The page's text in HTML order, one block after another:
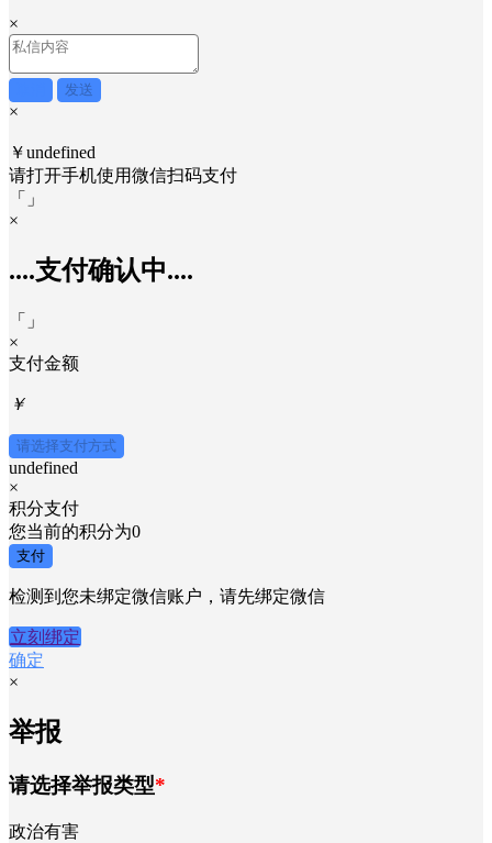
×
发送
×
￥undefined
请打开手机使用微信扫码支付
「
」
×
....支付确认中....
「
」
×
支付金额
￥
请选择支付方式
undefined
×
积分支付
您当前的积分为0
支付
检测到您未绑定微信账户，请先绑定微信
立刻绑定
确定
×
举报
请选择举报类型*
政治有害